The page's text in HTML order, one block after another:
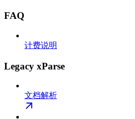
FAQ
计费说明
Legacy xParse
文档解析